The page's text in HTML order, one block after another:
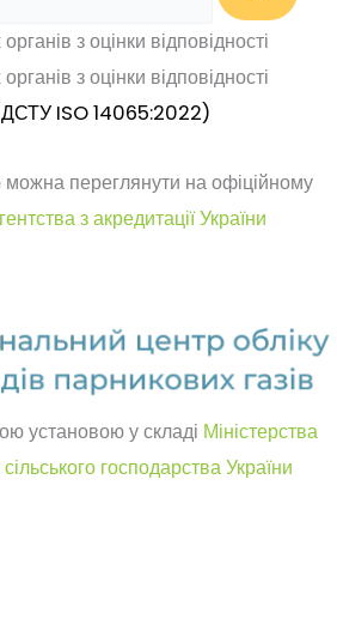
з оцінки відповідності
з оцінки відповідності
ISO 14065:2022)
переглянути на офіційному
з акредитації України
установою у складі Міністерства
господарства України